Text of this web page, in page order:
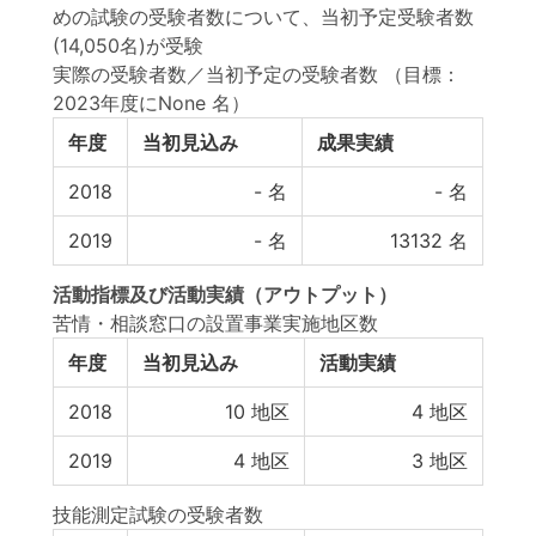
めの試験の受験者数について、当初予定受験者数
(14,050名)が受験
実際の受験者数／当初予定の受験者数
（目標：
2023年度にNone 名）
年度
当初見込み 成果実績
2018 - 名 - 名
2019 - 名 13132 名
活動指標及び活動実績 （アウトプット）
苦情・相談窓口の設置事業実施地区数
年度
当初見込み 活動実績
2018 10 地区 4 地区
2019 4 地区 3 地区
技能測定試験の受験者数